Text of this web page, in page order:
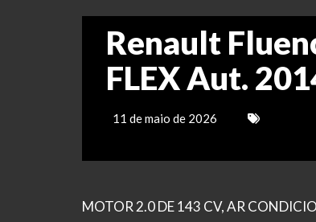
Renault
FLEX Aut.
11 de maio de 2026
MOTOR 2.0 DE 143 CV, AR